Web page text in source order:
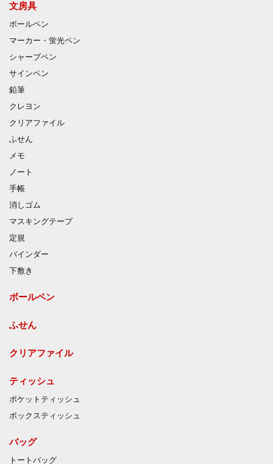
文房具
ボールペン
マーカー・蛍光ペン
シャープペン
サインペン
鉛筆
クレヨン
クリアファイル
ふせん
メモ
ノート
手帳
消しゴム
マスキングテープ
定規
バインダー
下敷き
ボールペン
ふせん
クリアファイル
ティッシュ
ポケットティッシュ
ボックスティッシュ
バッグ
トートバッグ